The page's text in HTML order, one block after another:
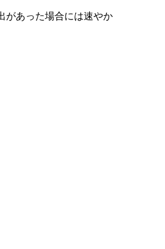
があった場合には速やか